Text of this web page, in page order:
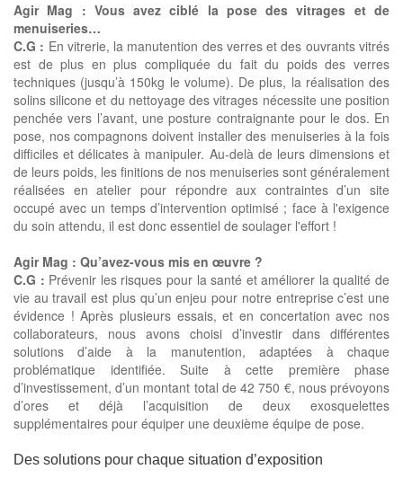
Agir Mag : Vous avez ciblé la pose des vitrages et de
menuiseries…
C.G : En vitrerie, la manutention des verres et des ouvrants vitrés
est de plus en plus compliquée du fait du poids des verres
techniques (jusqu’à 150kg le volume). De plus, la réalisation des
solins silicone et du nettoyage des vitrages nécessite une position
penchée vers l’avant, une posture contraignante pour le dos. En
pose, nos compagnons doivent installer des menuiseries à la fois
difficiles et délicates à manipuler. Au-delà de leurs dimensions et
de leurs poids, les finitions de nos menuiseries sont généralement
réalisées en atelier pour répondre aux contraintes d’un site
occupé avec un temps d’intervention optimisé ; face à l'exigence
du soin attendu, il est donc essentiel de soulager l'effort !
Agir Mag : Qu’avez-vous mis en œuvre ?
C.G : Prévenir les risques pour la santé et améliorer la qualité de
vie au travail est plus qu’un enjeu pour notre entreprise c’est une
évidence ! Après plusieurs essais, et en concertation avec nos
collaborateurs, nous avons choisi d’investir dans différentes
solutions d’aide à la manutention, adaptées à chaque
problématique identifiée. Suite à cette première phase
d’investissement, d’un montant total de 42 750 €, nous prévoyons
d’ores et déjà l’acquisition de deux exosquelettes
supplémentaires pour équiper une deuxième équipe de pose.
Des solutions pour chaque situation d’exposition